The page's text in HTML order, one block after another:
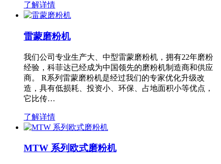
了解详情
雷蒙磨粉机
我们公司专业生产大、中型雷蒙磨粉机，拥有22年磨粉
经验，科菲达已经成为中国领先的磨粉机制造商和供应
商。 R系列雷蒙磨粉机是经过我们的专家优化升级改
造，具有低损耗、投资小、环保、占地面积小等优点，
它比传…
了解详情
MTW 系列欧式磨粉机